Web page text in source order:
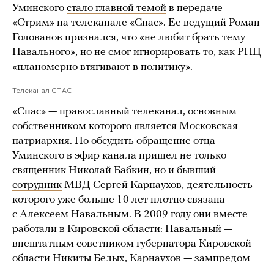
Уминского стало главной темой в передаче
«Стрим» на телеканале «Спас». Ее ведущий Роман
Голованов признался, что «не любит брать тему
Навального», но не смог игнорировать то, как РПЦ
«планомерно втягивают в политику».
Телеканал СПАС
«Спас» — православный телеканал, основным
собственником которого является Московская
патриархия. Но обсудить обращение отца
Уминского в эфир канала пришел не только
священник Николай Бабкин, но и бывший
сотрудник МВД Сергей Карнаухов, деятельность
которого уже больше 10 лет плотно связана
с Алексеем Навальным. В 2009 году они вместе
работали в Кировской области: Навальный —
внештатным советником губернатора Кировской
области Никиты Белых, Карнаухов — зампредом